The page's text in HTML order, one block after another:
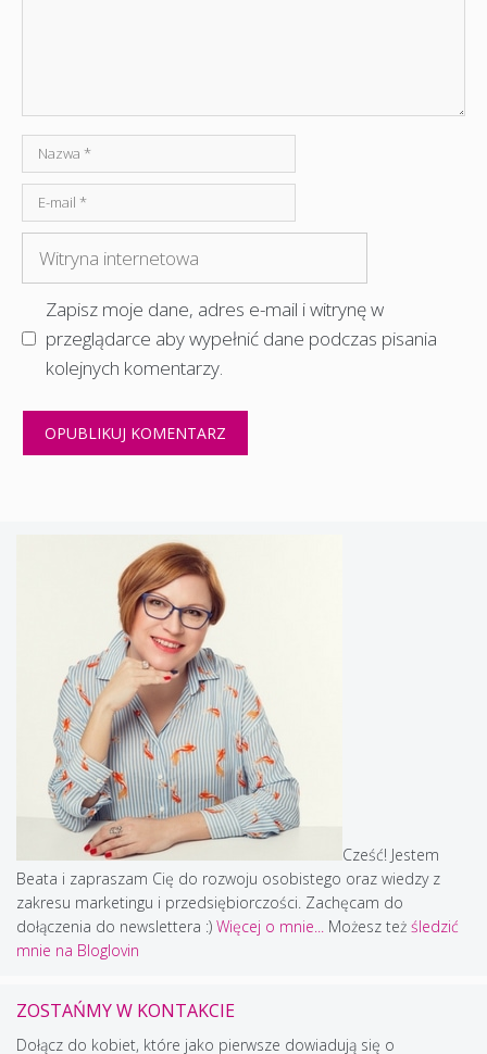
Nazwa
mail
internetowa
Zapisz moje dane, adres e-mail i witrynę w
przeglądarce aby wypełnić dane podczas pisania
kolejnych komentarzy.
Cześć! Jestem
Beata i zapraszam Cię do rozwoju osobistego oraz wiedzy z
zakresu marketingu i przedsiębiorczości. Zachęcam do
dołączenia do newslettera :) Więcej o mnie... Możesz też śledzić
mnie na Bloglovin
ZOSTAŃMY W KONTAKCIE
Dołącz do kobiet, które jako pierwsze dowiadują się o